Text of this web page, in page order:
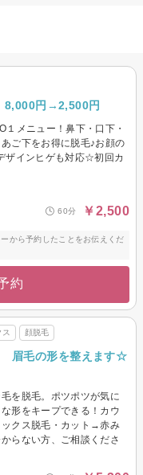
8,000円→2,500円
１メニュー！鼻下・口下・
ご下をお得に脱毛♪お顔の
ザインヒゲも対応☆初回カ
60分 ￥2,500
から予約したことをお伝えくだ
約
顔脱毛
眉毛の形を整えます☆
を脱毛。ポツポツが気に
形をキープできる！カウ
クス脱毛・カット→赤み
らない方、ご相談くださ